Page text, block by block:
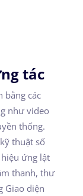
tác
bằng các
như video
thống.
thuật số
ứng lật
thanh, thư
Giao diện